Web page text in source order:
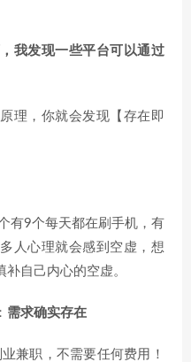
我发现一些平台可以通过
理，你就会发现【存在即
有9个每天都在刷手机，有
人心理就会感到空虚，想
自己内心的空虚。
需求确实存在